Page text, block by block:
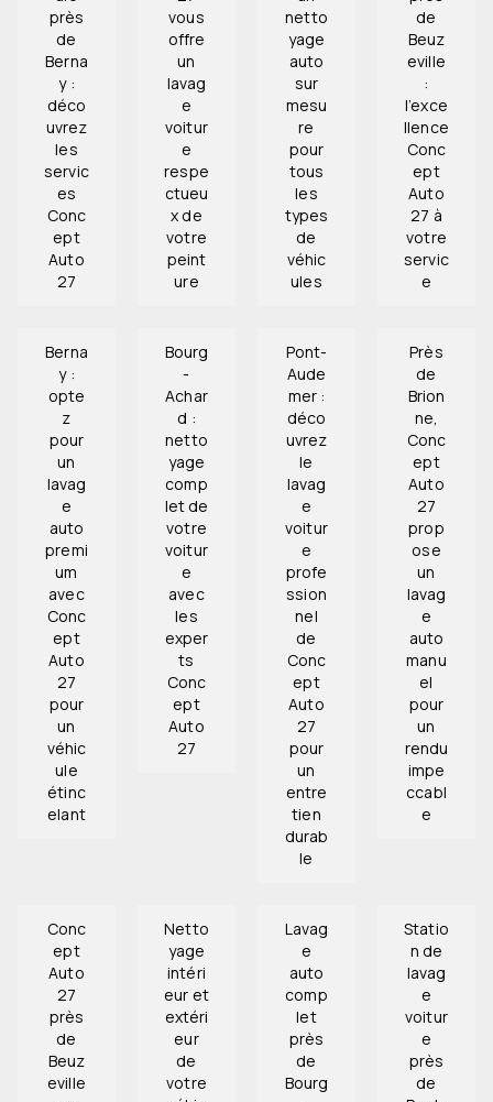
près
de
Berna
y :
déco
uvrez
les
servic
es
Conc
ept
Auto
27
vous
offre
un
lavag
e
voitur
e
respe
ctueu
x de
votre
peint
ure
netto
yage
auto
sur
mesu
re
pour
tous
les
types
de
véhic
ules
de
Beuz
eville
:
l’exce
llence
Conc
ept
Auto
27 à
votre
servic
e
Berna
y :
opte
z
pour
un
lavag
e
auto
premi
um
avec
Conc
ept
Auto
27
pour
un
véhic
ule
étinc
elant
Bourg
-
Achar
d :
netto
yage
comp
let de
votre
voitur
e
avec
les
exper
ts
Conc
ept
Auto
27
Pont-
Aude
mer :
déco
uvrez
le
lavag
e
voitur
e
profe
ssion
nel
de
Conc
ept
Auto
27
pour
un
entre
tien
durab
le
Près
de
Brion
ne,
Conc
ept
Auto
27
prop
ose
un
lavag
e
auto
manu
el
pour
un
rendu
impe
ccabl
e
Conc
ept
Auto
27
près
de
Beuz
eville
Netto
yage
intéri
eur et
extéri
eur
de
votre
Lavag
e
auto
comp
let
près
de
Bourg
Statio
n de
lavag
e
voitur
e
près
de